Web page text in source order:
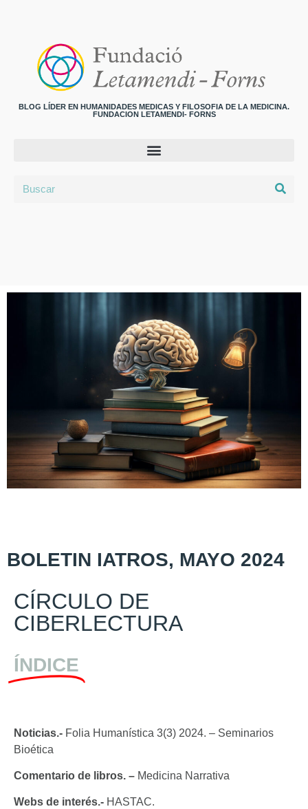
BLOG LÍDER EN HUMANIDADES MEDICAS Y FILOSOFIA DE LA MEDICINA.
FUNDACION LETAMENDI- FORNS
BOLETIN IATROS, MAYO 2024
CÍRCULO DE
CIBERLECTURA
ÍNDICE
Noticias.- Folia Humanística 3(3) 2024. – Seminarios
Bioética
Comentario de libros. – Medicina Narrativa
Webs de interés.- HASTAC.